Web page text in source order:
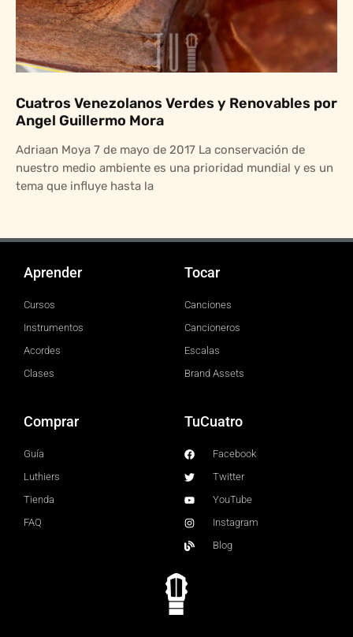
Cuatros Venezolanos Verdes y Renovables por
Angel Guillermo Mora
Adriaan Moya 7 de mayo de 2017 La conservación de
nuestro medio ambiente es una prioridad mundial y es un
tema que influye hasta la
Aprender
Cursos
Instrumentos
Acordes
Clases
Tocar
Canciones
Cancioneros
Escalas
Brand Assets
Comprar
Guía
Luthiers
Tienda
FAQ
TuCuatro
Facebook
Twitter
YouTube
Instagram
Blog